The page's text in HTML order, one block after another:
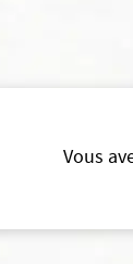
Vous